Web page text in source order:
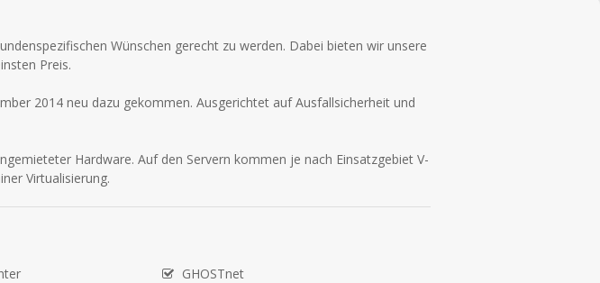
Wünschen gerecht zu werden. Dabei bieten wir unsere
Preis.
2014 neu dazu gekommen. Ausgerichtet auf Ausfallsicherheit und
Hardware. Auf den Servern kommen je nach Einsatzgebiet V-
Virtualisierung.
GHOSTnet